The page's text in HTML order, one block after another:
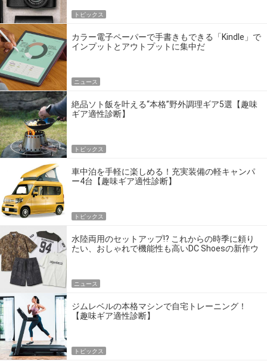
トピックス
カラー電子ペーパーで手書きもできる「Kindle」で
インプットとアウトプットに集中だ
ニュース
絶品ソト飯を叶える“本格”野外調理ギア5選【趣味
ギア適性診断】
トピックス
車中泊を手軽に楽しめる！充実装備の軽キャンパ
ー4台【趣味ギア適性診断】
トピックス
水陸両用のセットアップ!? これからの時季に頼り
たい、おしゃれで機能性も高いDC Shoesの新作ウ
ニュース
ジムレベルの本格マシンで自宅トレーニング！
【趣味ギア適性診断】
トピックス